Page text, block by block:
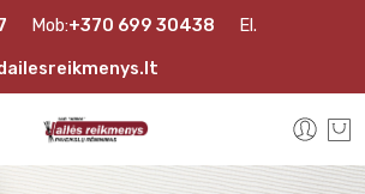
Mob:+370 699 30438 El.